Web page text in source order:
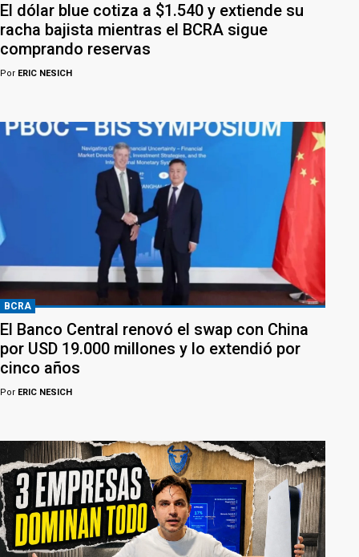
El dólar blue cotiza a $1.540 y extiende su
racha bajista mientras el BCRA sigue
comprando reservas
Por ERIC NESICH
BCRA
El Banco Central renovó el swap con China
por USD 19.000 millones y lo extendió por
cinco años
Por ERIC NESICH